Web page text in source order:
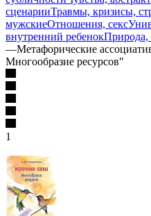
сценарииТравмы, кризисы,
мужскиеОтношения, секс
внутренний ребенок
—Метафорические
Многообразие ресурсов"
1